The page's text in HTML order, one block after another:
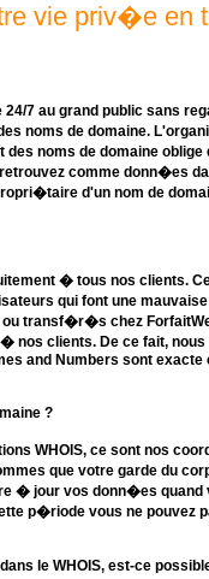
vie priv�e en
7 au grand public sans
noms de domaine.
noms de domaine
comme donn�es
d'un nom de
� tous nos clients.
qui font une
transf�r�s chez
nos clients. De ce fait,
and Numbers sont exacte
?
WHOIS, ce sont nos
que votre garde du
� jour vos donn�es
p�riode vous ne pouvez
le WHOIS, est-ce